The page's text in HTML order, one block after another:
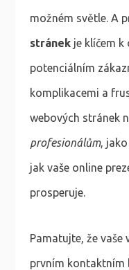
možném světle. A
stránekje klíčem k
potenciálním
komplikacemi a
webových stránek
profesionálům,
jak vaše online
prosperuje.
Pamatujte, že vaše
prvním kontaktním